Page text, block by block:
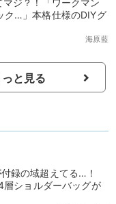
ジ？！「ワークマン
ク…」本格仕様のDIYグ
海原藍
と見る
録の域超えてる…！
層ショルダーバッグが